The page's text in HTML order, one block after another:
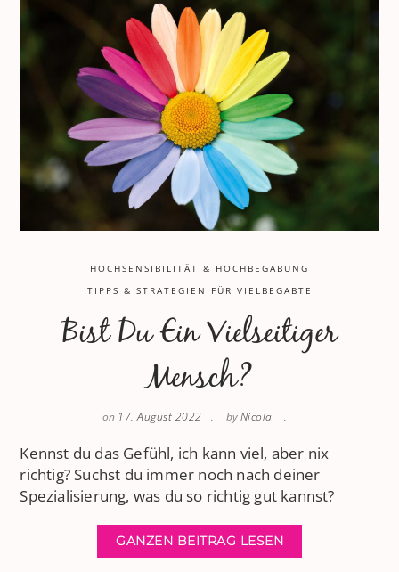
HOCHSENSIBILITÄT & HOCHBEGABUNG
TIPPS & STRATEGIEN FÜR VIELBEGABTE
Bist Du Ein Vielseitiger
Mensch?
on 17. August 2022 byNicola
Kennst du das Gefühl, ich kann viel, aber nix
richtig? Suchst du immer noch nach deiner
Spezialisierung, was du so richtig gut kannst?
GANZEN BEITRAG LESEN